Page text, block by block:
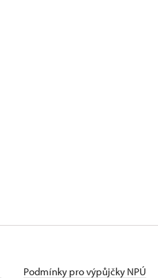
Podmínky pro výpůjčky NPÚ